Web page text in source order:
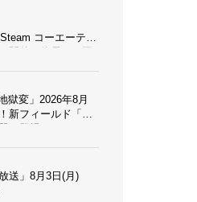
その他
コーエーテク
獄変」2026年8月
新フィールド「江
送」8月3日(月)